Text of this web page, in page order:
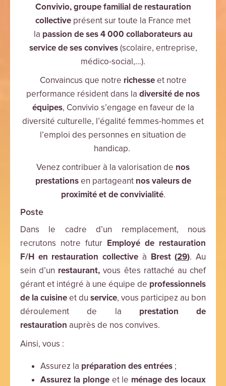
Convivio, groupe familial de restauration
collective présent sur toute la France met
la passion de ses 4 000 collaborateurs au
service de ses convives(scolaire, entreprise,
médico-social,…).
Convaincus que notre richesseet notre
performance résident dans la diversité de nos
équipes, Convivio s’engage en faveur de la
diversité culturelle, l’égalité femmes-hommes et
l’emploi des personnes en situation de
handicap.
Venez contribuer à la valorisation de nos
prestationsen partageant nos valeurs de
proximité et de convivialité.
Poste
Dans le cadre d’un remplacement, nous
recrutons notre futur Employé de restauration
F/H en restauration collective à Brest (29). Au
sein d’un restaurant,vous êtes rattaché au chef
gérant et intégré à une équipe de professionnels
de la cuisineet du service, vous participez au bon
déroulement de la prestation de
restauration auprès de nos convives.
Ainsi, vous :
Assurez la préparation des entrées ;
Assurez la plongeet le ménage des locaux